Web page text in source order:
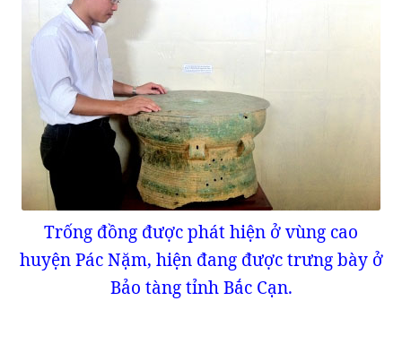
Trống đồng được phát hiện ở vùng cao
huyện Pác Nặm, hiện đang được trưng bày ở
Bảo tàng tỉnh Bắc Cạn.